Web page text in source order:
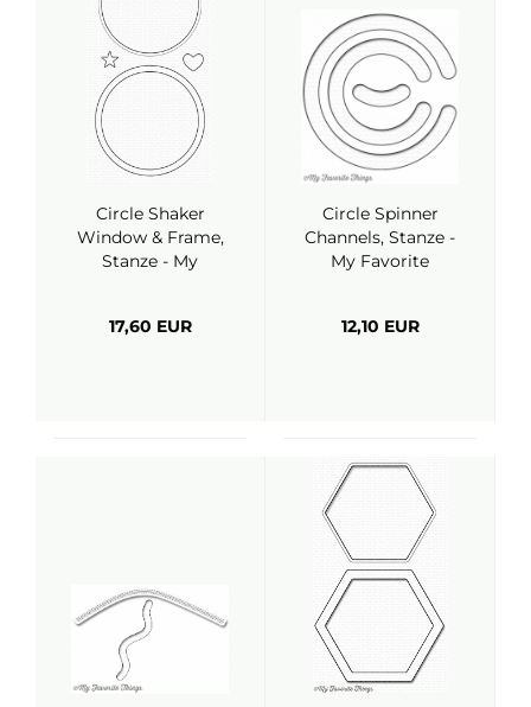
Circle Shaker
Window & Frame,
Stanze - My
17,60 EUR
Circle Spinner
Channels, Stanze -
My Favorite
12,10 EUR